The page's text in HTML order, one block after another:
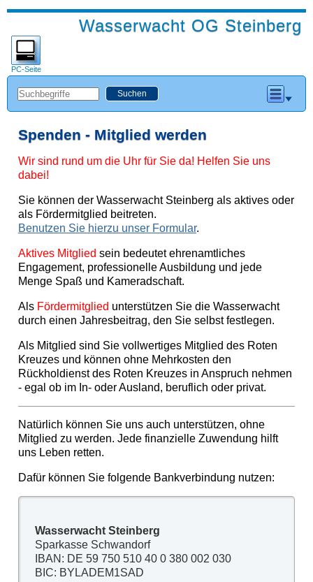
Wasserwacht OG Steinberg
PC-Seite
Spenden - Mitglied werden
Wir sind rund um die Uhr für Sie da! Helfen Sie uns
dabei!
Sie können der Wasserwacht Steinberg als aktives oder
als Fördermitglied beitreten.
Benutzen Sie hierzu unser Formular.
Aktives Mitglied sein bedeutet ehrenamtliches
Engagement, professionelle Ausbildung und jede
Menge Spaß und Kameradschaft.
Als Fördermitglied unterstützen Sie die Wasserwacht
durch einen Jahresbeitrag, den Sie selbst festlegen.
Als Mitglied sind Sie vollwertiges Mitglied des Roten
Kreuzes und können ohne Mehrkosten den
Rückholdienst des Roten Kreuzes in Anspruch nehmen
- egal ob im In- oder Ausland, beruflich oder privat.
Natürlich können Sie uns auch unterstützen, ohne
Mitglied zu werden. Jede finanzielle Zuwendung hilft
uns Leben retten.
Dafür können Sie folgende Bankverbindung nutzen:
Wasserwacht Steinberg
Sparkasse Schwandorf
IBAN: DE 59 750 510 40 0 380 002 030
BIC: BYLADEM1SAD